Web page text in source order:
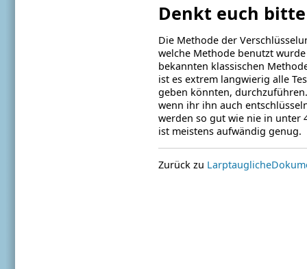
Denkt euch
Die Methode der
welche Methode benutzt
bekannten klassischen
ist es extrem langwierig alle
geben könnten,
wenn ihr ihn auch
werden so gut wie nie in unter
ist meistens aufwändig genug.
Zurück zu